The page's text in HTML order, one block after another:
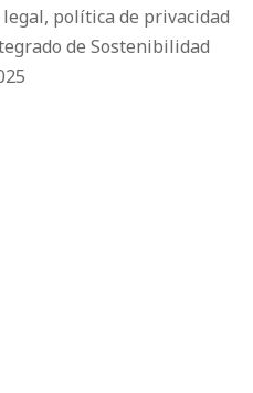
legal, política de privacidad
de Sostenibilidad